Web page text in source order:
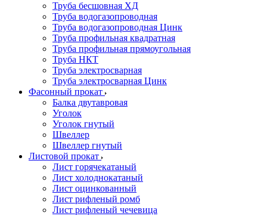
Труба бесшовная ХД
Труба водогазопроводная
Труба водогазопроводная Цинк
Труба профильная квадратная
Труба профильная прямоугольная
Труба НКТ
Труба электросварная
Труба электросварная Цинк
Фасонный прокат
Балка двутавровая
Уголок
Уголок гнутый
Швеллер
Швеллер гнутый
Листовой прокат
Лист горячекатаный
Лист холоднокатаный
Лист оцинкованный
Лист рифленый ромб
Лист рифленый чечевица